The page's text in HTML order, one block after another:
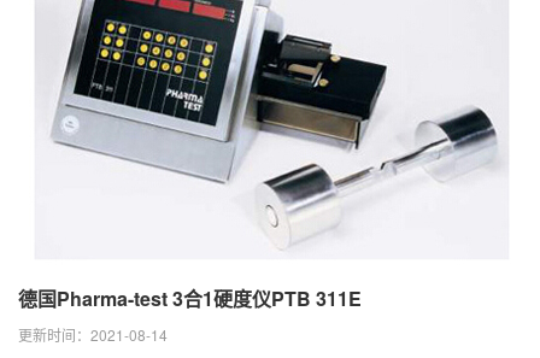
德国Pharma-test 3合1硬度仪PTB 311E
更新时间：2021-08-14